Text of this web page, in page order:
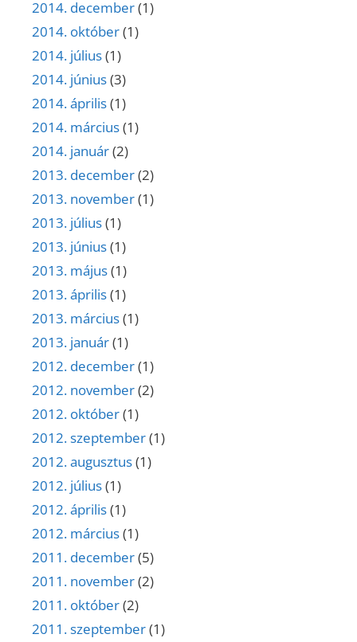
2014. december(1)
2014. október(1)
2014. július(1)
2014. június(3)
2014. április(1)
2014. március(1)
2014. január(2)
2013. december(2)
2013. november(1)
2013. július(1)
2013. június(1)
2013. május(1)
2013. április(1)
2013. március(1)
2013. január(1)
2012. december(1)
2012. november(2)
2012. október(1)
2012. szeptember(1)
2012. augusztus(1)
2012. július(1)
2012. április(1)
2012. március(1)
2011. december(5)
2011. november(2)
2011. október(2)
2011. szeptember(1)